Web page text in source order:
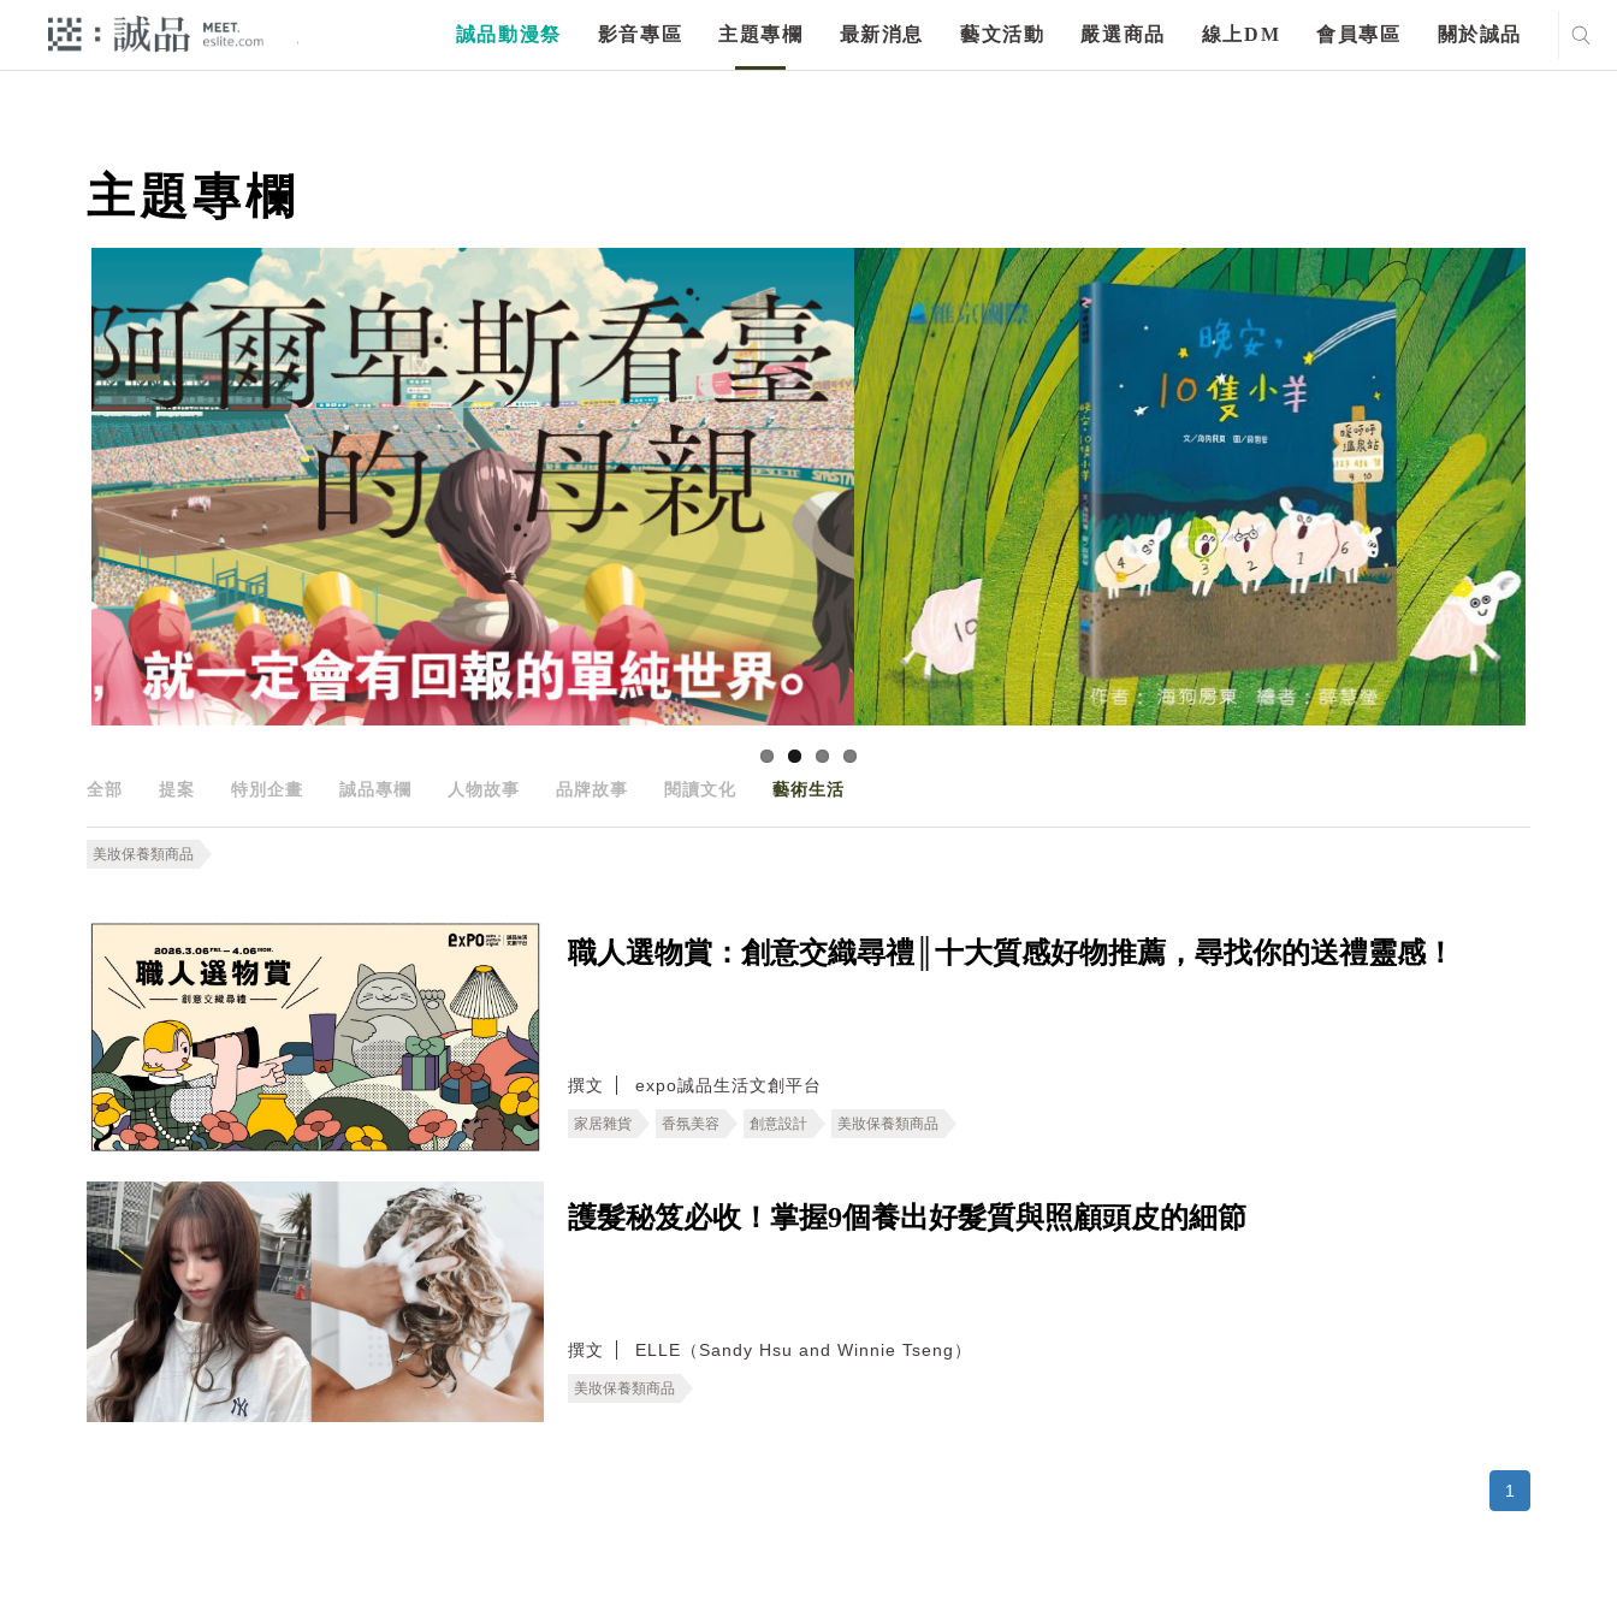
誠品動漫祭 影音專區 主題專欄 最新消息 藝文活動 嚴選商品 線上DM 會員專區 關於誠品
主題專欄
全部 提案 特別企畫 誠品專欄 人物故事 品牌故事 閱讀文化 藝術生活
美妝保養類商品
職人選物賞：創意交織尋禮║十大質感好物推薦，尋找你的送禮靈感！
撰文 expo誠品生活文創平台
家居雜貨 香氛美容 創意設計 美妝保養類商品
護髮秘笈必收！掌握9個養出好髮質與照顧頭皮的細節
撰文 ELLE（Sandy Hsu and Winnie Tseng）
美妝保養類商品
1